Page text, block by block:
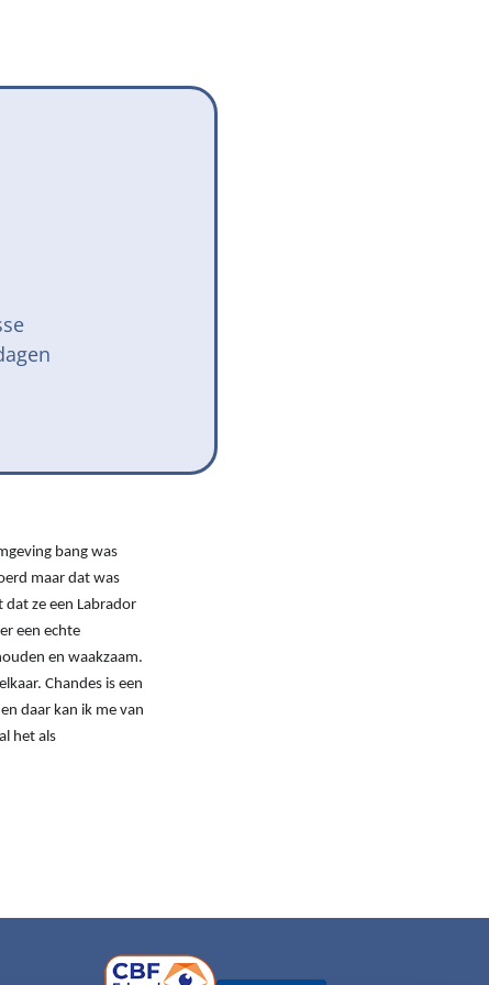
bang was
maar dat was
dat ze een Labrador
een echte
en waakzaam.
Chandes is een
daar kan ik me van
het als